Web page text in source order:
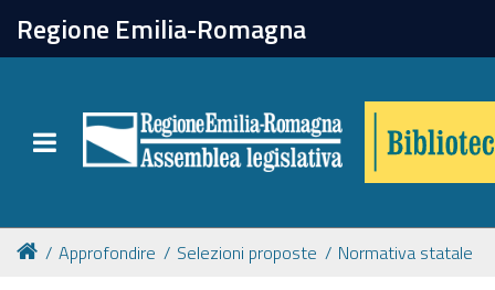
Regione Emilia-Romagna
Toggle navigation
chiudi
Catalogo online
CollezioniApprofondire Selezioni proposte Normativa statale